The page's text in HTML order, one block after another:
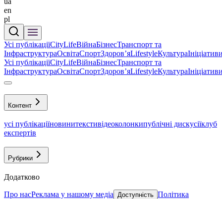
en
pl
Усі публікаціїCityLifeВійнаБізнесТранспорт та
ІнфраструктураОсвітаСпортЗдоровʼяLifestyleКультура
Усі публікаціїCityLifeВійнаБізнесТранспорт та
ІнфраструктураОсвітаСпортЗдоровʼяLifestyleКультура
Контент
усі публікаціїновинитекстивідеоколонкипублічні дискусіїклуб
експертів
Рубрики
Додатково
Про насРеклама у нашому медіа Доступність Політика